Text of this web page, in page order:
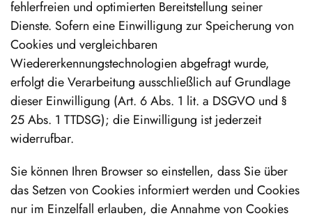
fehlerfreien und optimierten Bereitstellung seiner
Dienste. Sofern eine Einwilligung zur Speicherung von
Cookies und vergleichbaren
Wiedererkennungstechnologien abgefragt wurde,
erfolgt die Verarbeitung ausschließlich auf Grundlage
dieser Einwilligung (Art. 6 Abs. 1 lit. a DSGVO und §
25 Abs. 1 TTDSG); die Einwilligung ist jederzeit
widerrufbar.
Sie können Ihren Browser so einstellen, dass Sie über
das Setzen von Cookies informiert werden und Cookies
nur im Einzelfall erlauben, die Annahme von Cookies